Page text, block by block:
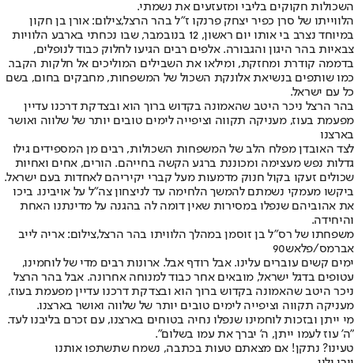
השכולות חקוקים בליבי ומזעזעים את נשמתי.
הלווייתו של סרן כפיר יצחק פרנקו ז"ל בהר הרצל,צילום: אורן בן חקון
במיוחד נצרב בי אותו יום ראשון, 12 בנובמבר, שבו נכחתי בארבע הלוויות
צבאיות בהר היגון והגבורה. אלפים רבים הגיעו לחלוק כבוד לנופלים,
בדממה קודרת ומחזקת, ומילאו את השבילים המוליכים אל חלקות הקבר.
כמו שותפים בנשיאת אלונקת השכול של המשפחות, מחבקים בחום, בשם
כל עם ישראל.
בהר הרצל ניכר היטב שהאמונה בקדוש ברוך הוא ובצדקת דרכנו עדיין
מפעמת בעוז, מעניקה תקווה וציפייה לימים טובים יותר של שלווה ואושר
בארצנו
לצד האובדן מפלח הלב של המשפחות השכולות, רבים מן המספידים גילו
גדלות נפש מעצימה ומכוננת ברגע הקשה בחייהם. הורים, אחים ואחיות
שכולים זעקו בקול חנוק מדמעות מעל קברי יקיריהם לאחדות בעם ישראל.
ביקשו מעמקי נשמתם להמשך הלחימה עד לניצחון צה"ל על אויבינו. ביכו
את אהוביהם שנפלו במסירות שאין דומה לה בהגנה על מדינתנו האחת
והיחידה.
משפחתו של רס"ל בן זוסמן במהלך הלוויתו בהר הרצל,צילום: אריה לייב
אברמס/פלאש90
ימים קשים עוברים עלינו. אבל רודף אבל. ארונות רבים מדי של לוחמינו,
עטופים בדגל ישראל, מובאים אחר כבוד למנוחה אחרונה. אבל בהר הרצל
ניכר היטב שהאמונה בקדוש ברוך הוא ובצדקת דרכנו עדיין מפעמת בעוז,
מעניקה תקווה וציפייה לימים טובים יותר של שלווה ואושר בארצנו.
מי ייתן ובזכות לוחמינו שנפלו נחיה בטוחים בארצנו, עם זכרם בליבנו לעד.
"ה' עוז לעמו ייתן, ה' יברך את עמו בשלום".
טעינו? נתקן! אם מצאתם טעות בכתבה, נשמח שתשתפו אותנו